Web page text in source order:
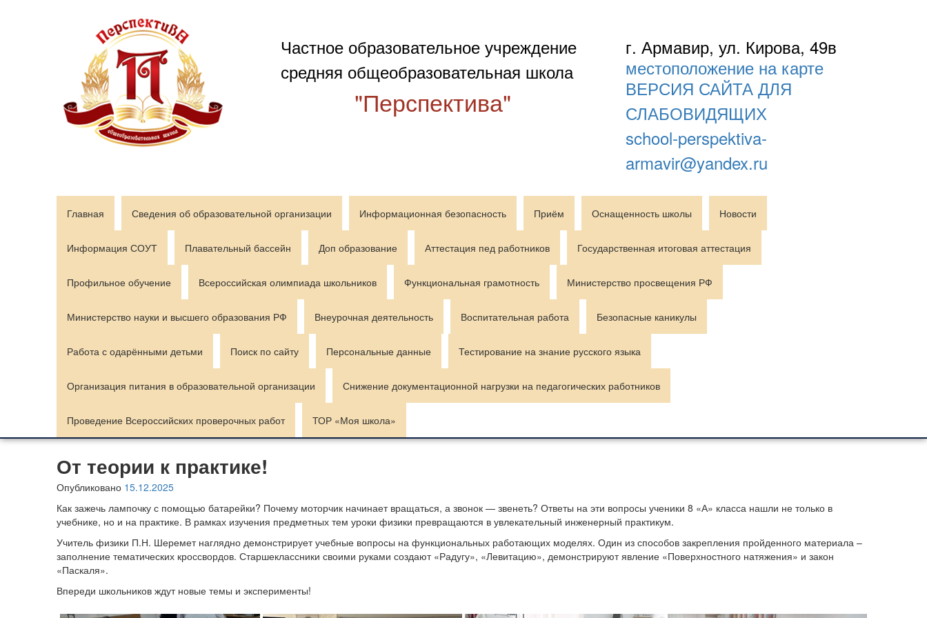
Частное образовательное учреждение
средняя общеобразовательная школа
"Перспектива"
г. Армавир, ул. Кирова, 49в
местоположение на карте
ВЕРСИЯ САЙТА ДЛЯ
СЛАБОВИДЯЩИХ
school-perspektiva-
armavir@yandex.ru
Главная Сведения об образовательной организации Информационная безопасность Приём Оснащенность школы Новости
Информация СОУТ Плавательный бассейн Доп образование Аттестация пед работников Государственная итоговая аттестация
Профильное обучение Всероссийская олимпиада школьников Функциональная грамотность Министерство просвещения РФ
Министерство науки и высшего образования РФ Внеурочная деятельность Воспитательная работа Безопасные каникулы
Работа с одарёнными детьми Поиск по сайту Персональные данные Тестирование на знание русского языка
Организация питания в образовательной организации Снижение документационной нагрузки на педагогических работников
Проведение Всероссийских проверочных работ ТОР «Моя школа»
От теории к практике!
Опубликовано 15.12.2025
Как зажечь лампочку с помощью батарейки? Почему моторчик начинает вращаться, а звонок — звенеть? Ответы на эти вопросы ученики 8 «А» класса нашли не только в
учебнике, но и на практике. В рамках изучения предметных тем уроки физики превращаются в увлекательный инженерный практикум.
Учитель физики П.Н. Шеремет наглядно демонстрирует учебные вопросы на функциональных работающих моделях. Один из способов закрепления пройденного материала –
заполнение тематических кроссвордов. Старшеклассники своими руками создают «Радугу», «Левитацию», демонстрируют явление «Поверхностного натяжения» и закон
«Паскаля».
Впереди школьников ждут новые темы и эксперименты!